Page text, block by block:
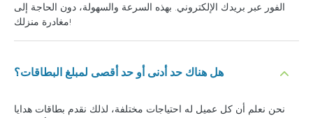
الفور عبر بريدك الإلكتروني. بهذه السرعة والسهولة، دون الحاجة إلى
مغادرة منزلك!
هل هناك حد أدنى أو حد أقصى لمبلغ البطاقات؟
نحن نعلم أن كل عميل له احتياجات مختلفة، لذلك نقدم بطاقات هدايا